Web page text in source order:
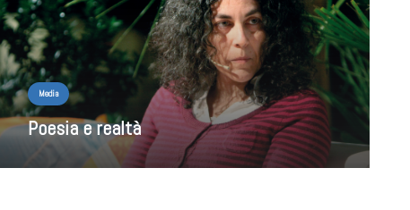
Media
Poesia e realtà